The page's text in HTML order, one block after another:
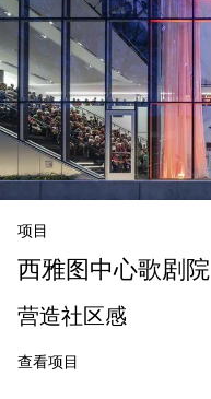
项目
西雅图中心歌剧院
营造社区感
查看项目